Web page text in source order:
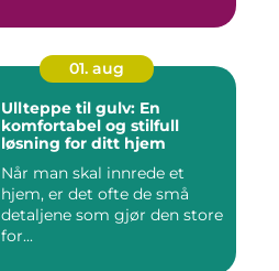
01. aug
Ullteppe til gulv: En
komfortabel og stilfull
løsning for ditt hjem
Når man skal innrede et
hjem, er det ofte de små
detaljene som gjør den store
for...